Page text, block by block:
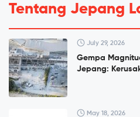
Tentang Jepang
July 29, 2026
Gempa
Jepang:
May 18, 2026